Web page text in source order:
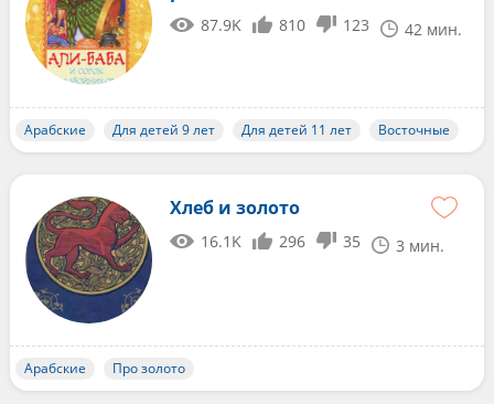
87.9K 810 123 42 мин.
Арабские Для детей 9 лет Для детей 11 лет Восточные
Хлеб и золото
16.1K 296 35 3 мин.
Арабские Про золото